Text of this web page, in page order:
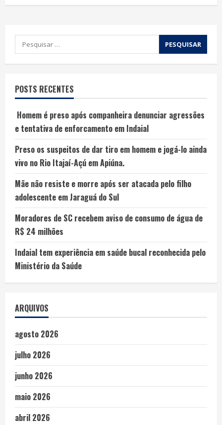
POSTS RECENTES
Homem é preso após companheira denunciar agressões
e tentativa de enforcamento em Indaial
Preso os suspeitos de dar tiro em homem e jogá-lo ainda
vivo no Rio Itajaí-Açú em Apiúna.
Mãe não resiste e morre após ser atacada pelo filho
adolescente em Jaraguá do Sul
Moradores de SC recebem aviso de consumo de água de
R$ 24 milhões
Indaial tem experiência em saúde bucal reconhecida pelo
Ministério da Saúde
ARQUIVOS
agosto 2026
julho 2026
junho 2026
maio 2026
abril 2026